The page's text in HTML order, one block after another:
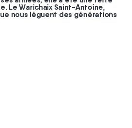
Le Warichaix Saint-Antoine,
nous lèguent des générations